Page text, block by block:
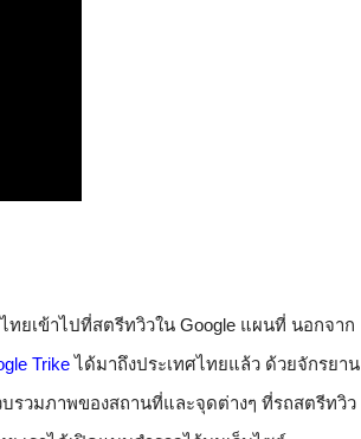
ทยเข้าไปที่สตรีทวิวใน Google แผนที่ นอกจาก
Trike ได้มาถึงประเทศไทยแล้ว ด้วยจักรยาน
บรวมภาพของสถานที่และจุดต่างๆ ที่รถสตรีทวิว